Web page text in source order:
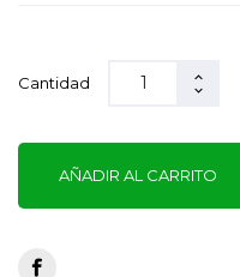
Cantidad
AÑADIR AL CARRITO